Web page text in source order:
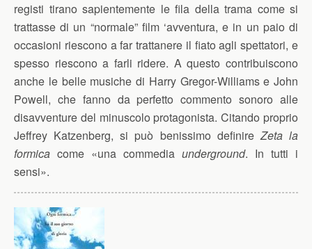
registi tirano sapientemente le fila della trama come si
trattasse di un “normale” film ‘avventura, e in un paio di
occasioni riescono a far trattanere il fiato agli spettatori, e
spesso riescono a farli ridere. A questo contribuiscono
anche le belle musiche di Harry Gregor-Williams e John
Powell, che fanno da perfetto commento sonoro alle
disavventure del minuscolo protagonista. Citando proprio
Jeffrey Katzenberg, si può benissimo definireZeta la
formica come «una commedia underground. In tutti i
sensi».